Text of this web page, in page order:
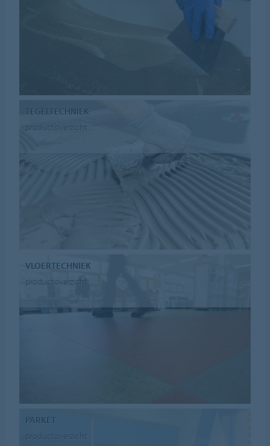
TEGELTECHNIEK
productoverzicht
VLOERTECHNIEK
productoverzicht
PARKET
productoverzicht